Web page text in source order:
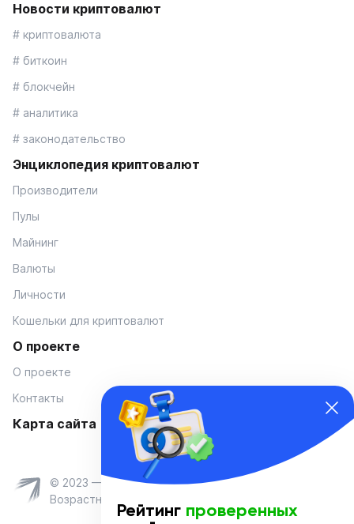
Новости криптовалют
# криптовалюта
# биткоин
# блокчейн
# аналитика
# законодательство
Энциклопедия криптовалют
Производители
Пулы
Майнинг
Валюты
Личности
Кошельки для криптовалют
О проекте
О проекте
Контакты
Карта сайта
© 2023 — Coinmania
Возрастное ограничение 16+
Рейтинг проверенных